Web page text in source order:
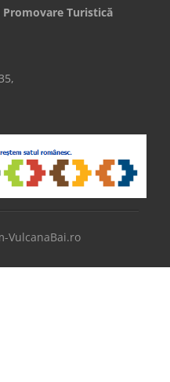
Turistică
VulcanaBai.ro